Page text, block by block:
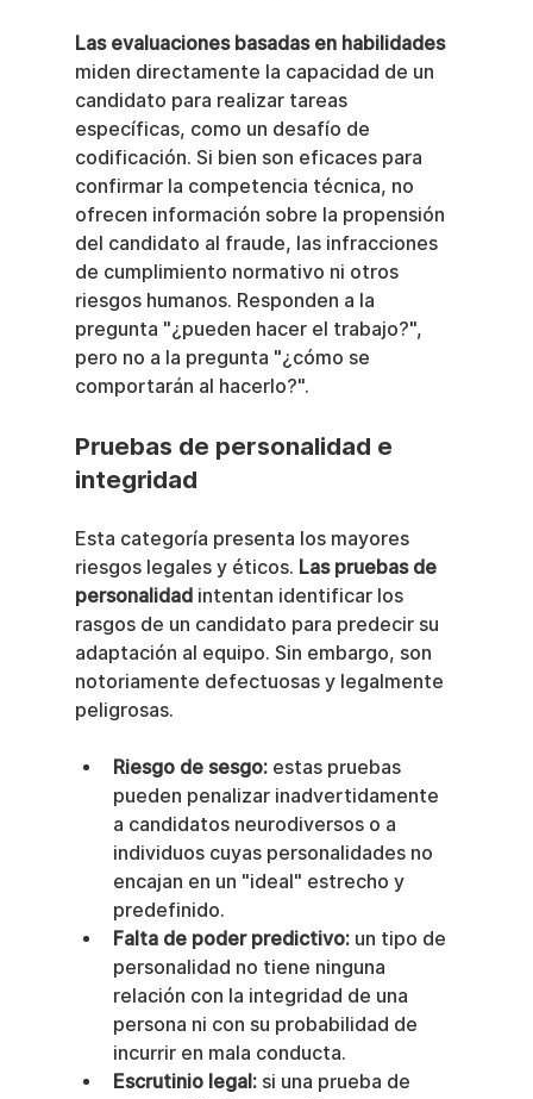
Las evaluaciones basadas en habilidades
miden directamente la capacidad de un
candidato para realizar tareas
específicas, como un desafío de
codificación. Si bien son eficaces para
confirmar la competencia técnica, no
ofrecen información sobre la propensión
del candidato al fraude, las infracciones
de cumplimiento normativo ni otros
riesgos humanos. Responden a la
pregunta "¿pueden hacer el trabajo?",
pero no a la pregunta "¿cómo se
comportarán al hacerlo?".
Pruebas de personalidad e
integridad
Esta categoría presenta los mayores
riesgos legales y éticos. Las pruebas de
personalidad intentan identificar los
rasgos de un candidato para predecir su
adaptación al equipo. Sin embargo, son
notoriamente defectuosas y legalmente
peligrosas.
Riesgo de sesgo: estas pruebas
pueden penalizar inadvertidamente
a candidatos neurodiversos o a
individuos cuyas personalidades no
encajan en un "ideal" estrecho y
predefinido.
Falta de poder predictivo: un tipo de
personalidad no tiene ninguna
relación con la integridad de una
persona ni con su probabilidad de
incurrir en mala conducta.
Escrutinio legal: si una prueba de